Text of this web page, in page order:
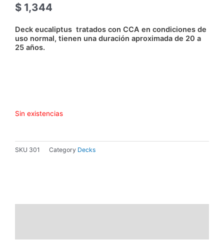
$ 1,344
Deck eucaliptus tratados con CCA en condiciones de
uso normal, tienen una duración aproximada de 20 a
25 años.
Sin existencias
SKU 301 Category Decks